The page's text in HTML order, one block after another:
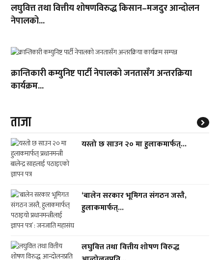
लघुवित्त तथा वित्तीय शोषणविरुद्ध किसान–मजदुर आन्दोलन
नेपालको...
क्रान्तिकारी कम्युनिष्ट पार्टी नेपालको जनतासँग अन्तरक्रिया
कार्यक्रम...
ताजा
यस्तो छ साउन २० मा हुलाकमार्फत्...
‘बालेन सरकार भूमिगत संगठन जस्तै,
हुलाकमार्फत्...
लघुवित्त तथा वित्तीय शोषण विरुद्ध